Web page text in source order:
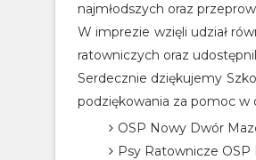
najmłodszych oraz
​W imprezie wzięli udział
ratowniczych oraz
​Serdecznie dziękujemy
podziękowania za pomoc
OSP Nowy Dwór
Psy Ratownicze OSP